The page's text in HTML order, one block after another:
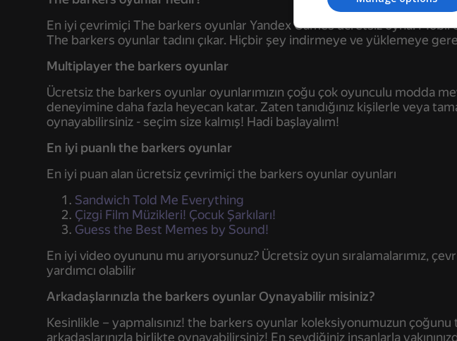
En iyi çevrimiçi The barkers oyunlar Yandex Games ücretsiz oyna. Mobil
The barkers oyunlar tadını çıkar. Hiçbir şey indirmeye ve yüklemeye
Multiplayer the barkers oyunlar
Ücretsiz the barkers oyunlar oyunlarımızın çoğu çok oyunculu modda
deneyimine daha fazla heyecan katar. Zaten tanıdığınız kişilerle veya
oynayabilirsiniz - seçim size kalmış! Hadi başlayalım!
En iyi puanlı the barkers oyunlar
En iyi puan alan ücretsiz çevrimiçi the barkers oyunlar oyunları
Sandwich Told Me Everything
Çizgi Film Müzikleri! Çocuk Şarkıları!
Guess the Best Memes by Sound!
En iyi video oyununu mu arıyorsunuz? Ücretsiz oyun sıralamalarımız,
yardımcı olabilir
Arkadaşlarınızla the barkers oyunlar Oynayabilir misiniz?
Kesinlikle – yapmalısınız! the barkers oyunlar koleksiyonumuzun çoğunu
arkadaşlarınızla birlikte oynayabilirsiniz! En sevdiğiniz insanlarla